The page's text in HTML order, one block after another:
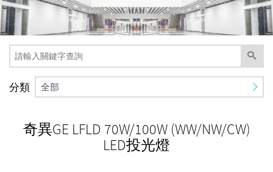
分類 全部
奇異GE LFLD 70W/100W (WW/NW/CW)
LED投光燈